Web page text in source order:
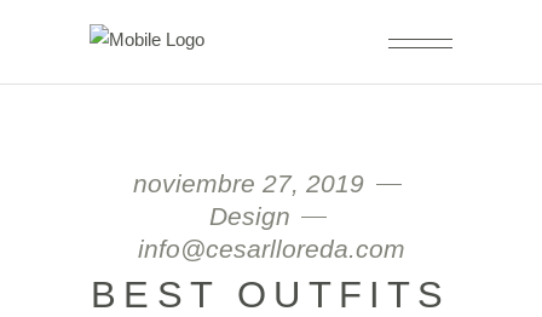
noviembre 27, 2019
Design
info@cesarlloreda.com
BEST OUTFITS